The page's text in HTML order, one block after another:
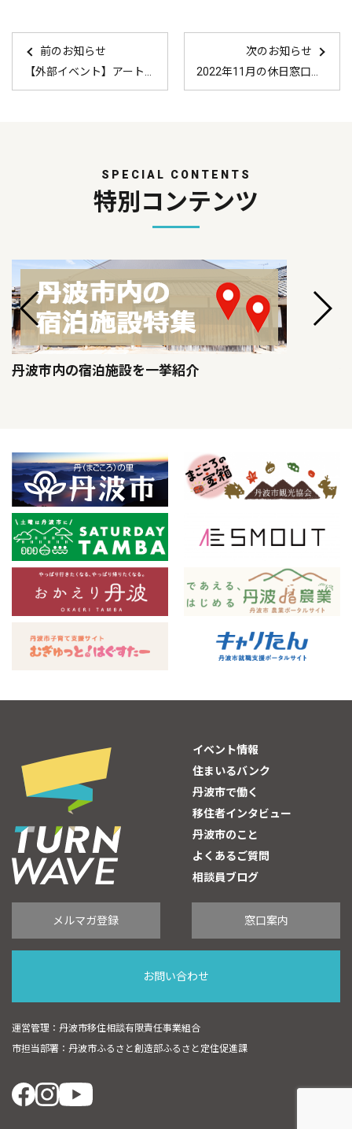
前のお知らせ
次のお知らせ
SPECIAL CONTENTS
特別コンテンツ
丹波市内の宿泊施設を一挙紹介
イベント情報
住まいるバンク
丹波市で働く
移住者インタビュー
丹波市のこと
よくあるご質問
相談員ブログ
メルマガ登録 窓口案内
お問い合わせ
運営管理：丹波市移住相談有限責任事業組合
市担当部署：丹波市ふるさと創造部ふるさと定住促進課